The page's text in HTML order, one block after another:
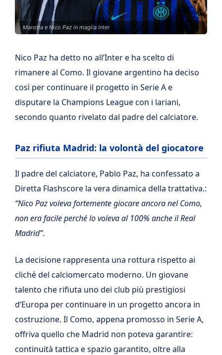
Marotta e Nico Paz in maglia Inter
Nico Paz ha detto no all’Inter e ha scelto di
rimanere al Como. Il giovane argentino ha deciso
così per continuare il progetto in Serie A e
disputare la Champions League con i lariani,
secondo quanto rivelato dal padre del calciatore.
Paz rifiuta Madrid: la volontà del giocatore
Il padre del calciatore, Pablo Paz, ha confessato a
Diretta Flashscore la vera dinamica della trattativa.:
“Nico Paz voleva fortemente giocare ancora nel Como,
non era facile perché lo voleva al 100% anche il Real
Madrid”.
La decisione rappresenta una rottura rispetto ai
cliché del calciomercato moderno. Un giovane
talento che rifiuta uno dei club più prestigiosi
d’Europa per continuare in un progetto ancora in
costruzione. Il Como, appena promosso in Serie A,
offriva quello che Madrid non poteva garantire:
continuità tattica e spazio garantito, oltre alla